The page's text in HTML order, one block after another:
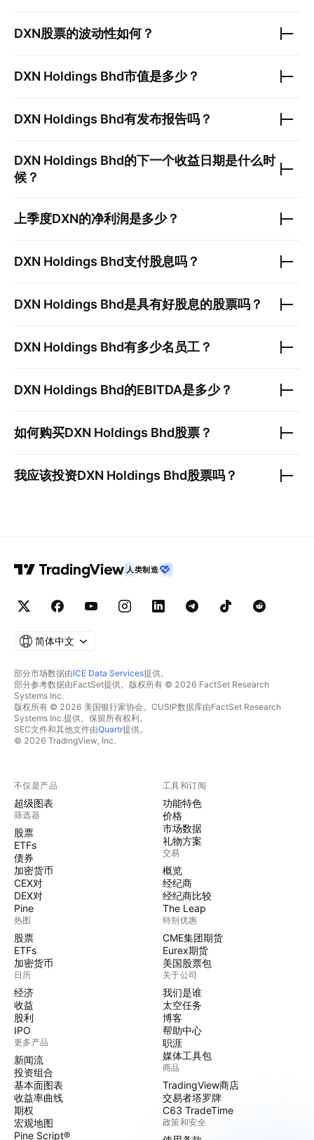
DXN股票的波动性如何？
DXN Holdings Bhd市值是多少？
DXN Holdings Bhd有发布报告吗？
DXN Holdings Bhd的下一个收益日期是什么时
候？
上季度DXN的净利润是多少？
DXN Holdings Bhd支付股息吗？
DXN Holdings Bhd是具有好股息的股票吗？
DXN Holdings Bhd有多少名员工？
DXN Holdings Bhd的EBITDA是多少？
如何购买DXN Holdings Bhd股票？
我应该投资DXN Holdings Bhd股票吗？
人类制造
简体中文
部分市场数据由ICE Data Services提供。
部分参考数据由FactSet提供。版权所有 © 2026 FactSet Research
Systems Inc.
版权所有 © 2026 美国银行家协会。CUSIP数据库由FactSet Research
Systems Inc.提供。保留所有权利。
SEC文件和其他文件由Quartr提供。
© 2026 TradingView, Inc.
不仅是产品
超级图表
筛选器
股票
ETFs
债券
加密货币
CEX对
DEX对
Pine
热图
股票
ETFs
加密货币
日历
经济
收益
股利
IPO
更多产品
新闻流
投资组合
基本面图表
收益率曲线
期权
宏观地图
Pine Script®
工具和订阅
功能特色
价格
市场数据
礼物方案
交易
概览
经纪商
经纪商比较
The Leap
特别优惠
CME集团期货
Eurex期货
美国股票包
关于公司
我们是谁
太空任务
博客
帮助中心
职涯
媒体工具包
商品
TradingView商店
交易者塔罗牌
C63 TradeTime
政策和安全